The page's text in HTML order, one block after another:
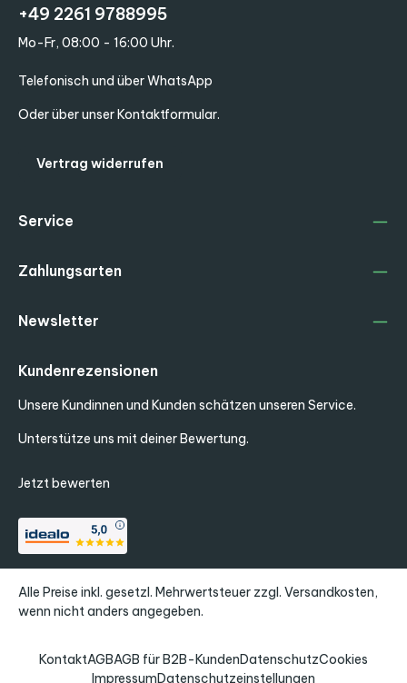
+49 2261 9788995
Mo-Fr, 08:00 - 16:00 Uhr.
Telefonisch und über WhatsApp
Oder über unserKontaktformular.
Vertrag widerrufen
Service
Zahlungsarten
Kundenrezensionen
Unsere Kundinnen und Kunden schätzen unseren Service.
Unterstütze uns mit deiner Bewertung.
Jetzt bewerten
Newsletter
Alle Preise inkl. gesetzl. Mehrwertsteuer zzgl. Versandkosten,
wenn nicht anders angegeben.
KontaktAGBAGB für B2B-KundenDatenschutzCookies
ImpressumDatenschutzeinstellungen